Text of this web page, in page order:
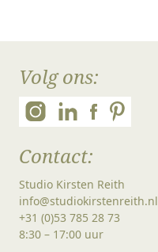
Volg ons:
Contact:
Studio Kirsten Reith
info@studiokirstenreith.nl
+31 (0)53 785 28 73
8:30 – 17:00 uur